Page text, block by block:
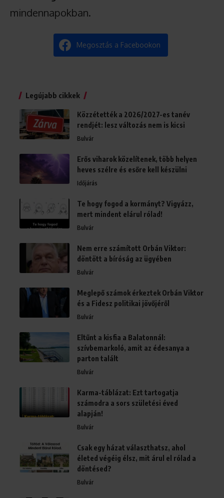
mindennapokban.
Megosztás a Facebookon
Legújabb cikkek
Közzétették a 2026/2027-es tanév
rendjét: lesz változás nem is kicsi
Bulvár
Erős viharok közelítenek, több helyen
heves szélre és esőre kell készülni
Időjárás
Te hogy fogod a kormányt? Vigyázz,
mert mindent elárul rólad!
Bulvár
Nem erre számított Orbán Viktor:
döntött a bíróság az ügyében
Bulvár
Meglepő számok érkeztek Orbán Viktor
és a Fidesz politikai jövőjéről
Bulvár
Eltűnt a kisfia a Balatonnál:
szívbemarkoló, amit az édesanya a
parton talált
Bulvár
Karma-táblázat: Ezt tartogatja
számodra a sors születési éved
alapján!
Bulvár
Csak egy házat választhatsz, ahol
életed végéig élsz, mit árul el rólad a
döntésed?
Bulvár